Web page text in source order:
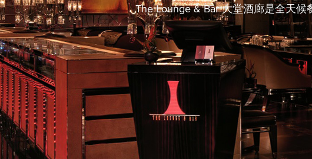
The Lounge & Bar 大堂酒廊是全天